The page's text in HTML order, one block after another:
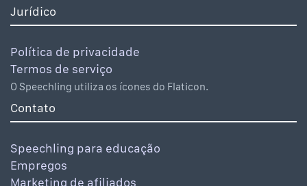
Jurídico
Política de privacidade
Termos de serviço
O Speechling utiliza os ícones do Flaticon.
Contato
Speechling para educação
Empregos
Marketing de afiliados